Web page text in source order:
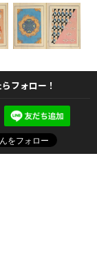
フォロー！